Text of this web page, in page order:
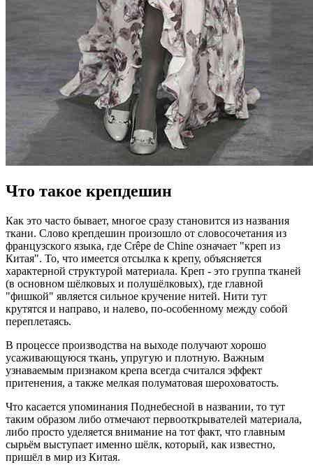
Что такое крепдешин
Как это часто бывает, многое сразу становится из названия
ткани. Слово крепдешин произошло от словосочетания из
французского языка, где Crêpe de Chine означает "креп из
Китая". То, что имеется отсылка к крепу, объясняется
характерной структурой материала. Креп - это группа тканей
(в основном шёлковых и полушёлковых), где главной
"фишкой" является сильное кручение нитей. Нити тут
крутятся и направо, и налево, по-особенному между собой
переплетаясь.
В процессе производства на выходе получают хорошо
усаживающуюся ткань, упругую и плотную. Важным
узнаваемым признаком крепа всегда считался эффект
притенения, а также мелкая полуматовая шероховатость.
Что касается упоминания Поднебесной в названии, то тут
таким образом либо отмечают первооткрывателей материала,
либо просто уделяется внимание на тот факт, что главным
сырьём выступает именно шёлк, который, как известно,
пришёл в мир из Китая.